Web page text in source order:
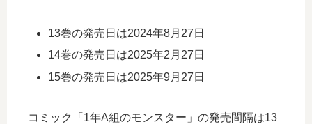
13巻の発売日は2024年8月27日
14巻の発売日は2025年2月27日
15巻の発売日は2025年9月27日
コミック「1年A組のモンスター」の発売間隔は13